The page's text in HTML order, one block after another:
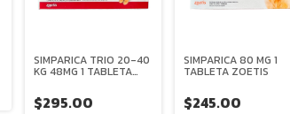
SIMPARICA TRIO 20-40
KG 48MG 1 TABLETA
$295.00
SIMPARICA 80 MG 1
TABLETA ZOETIS
$245.00